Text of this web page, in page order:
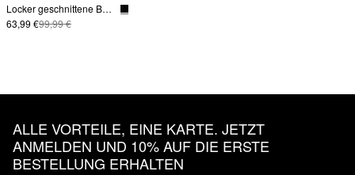
Locker geschnittene Bundfaltenhose
63,99 €99,99 €
ALLE VORTEILE, EINE KARTE. JETZT
ANMELDEN UND 10% AUF DIE ERSTE
BESTELLUNG ERHALTEN